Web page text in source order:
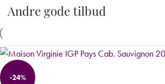
Andre gode tilbud
-24%